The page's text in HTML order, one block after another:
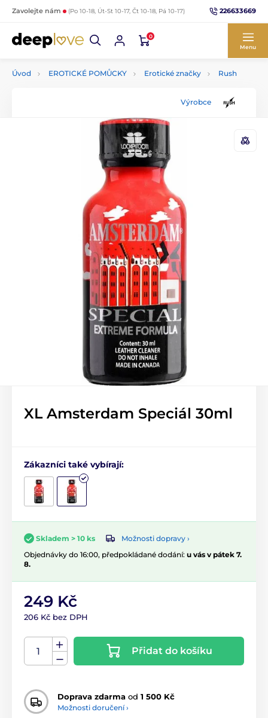
Zavolejte nám (Po 10-18, Út-St 10-17, Čt 10-18, Pá 10-17) 226633669
0
Menu
Úvod EROTICKÉ POMŮCKY Erotické značky Rush
Výrobce
XL Amsterdam Speciál 30ml
Zákazníci také vybírají:
Skladem > 10 ks
Možnosti dopravy ›
Objednávky do 16:00, předpokládané dodání: u vás v pátek 7.
8.
249 Kč
206 Kč bez DPH
Přidat do košíku
Doprava zdarma od 1 500 Kč
Možnosti doručení ›